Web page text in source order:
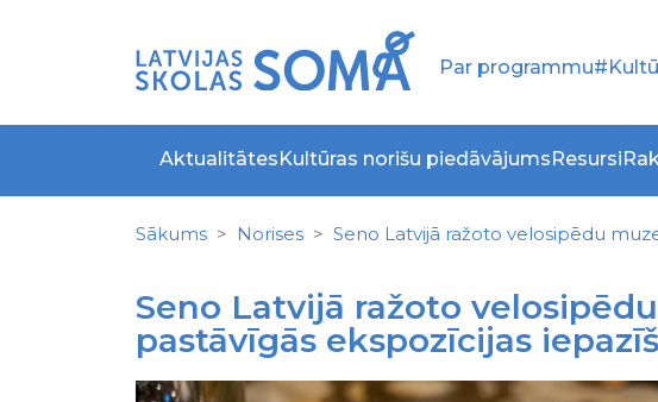
Par programmu
Aktualitātes Kultūras norišu piedāvājums Resursi
Sākums Norises Seno Latvijā ražoto velosipēdu
Seno Latvijā ražoto
pastāvīgās ekspozīcijas